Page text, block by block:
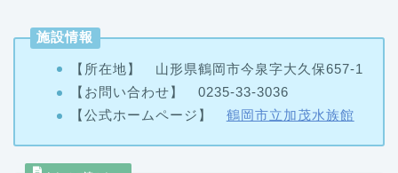
施設情報
【所在地】 山形県鶴岡市今泉字大久保657-1
【お問い合わせ】 0235-33-3036
【公式ホームページ】 鶴岡市立加茂水族館